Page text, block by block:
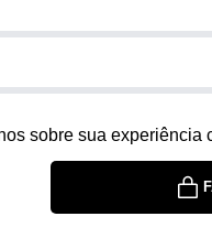
sobre sua experiência